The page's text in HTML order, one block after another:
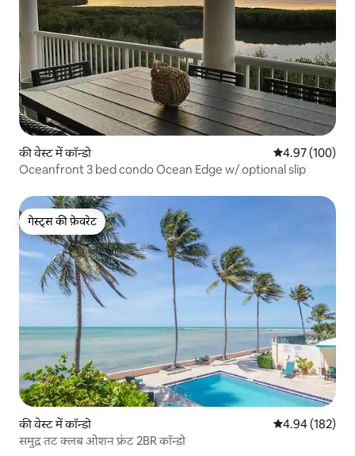
की वेस्ट में कॉन्डो औसत रेटिंग 5 में से
4.97 (100)
Oceanfront 3 bed condo Ocean Edge w/ optional slip
गेस्ट्स की फ़ेवरेट
गेस्ट्स की फ़ेवरेट
की वेस्ट में कॉन्डो औसत रेटिंग 5 में से
4.94 (182)
समुद्र तट क्लब ओशन फ्रंट 2BR कॉन्डो